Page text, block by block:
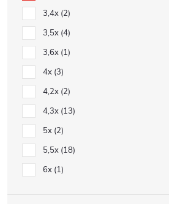
3,4x 2
3,5x 4
3,6x 1
4x 3
4,2x 2
4,3x 13
5x 2
5,5x 18
6x 1